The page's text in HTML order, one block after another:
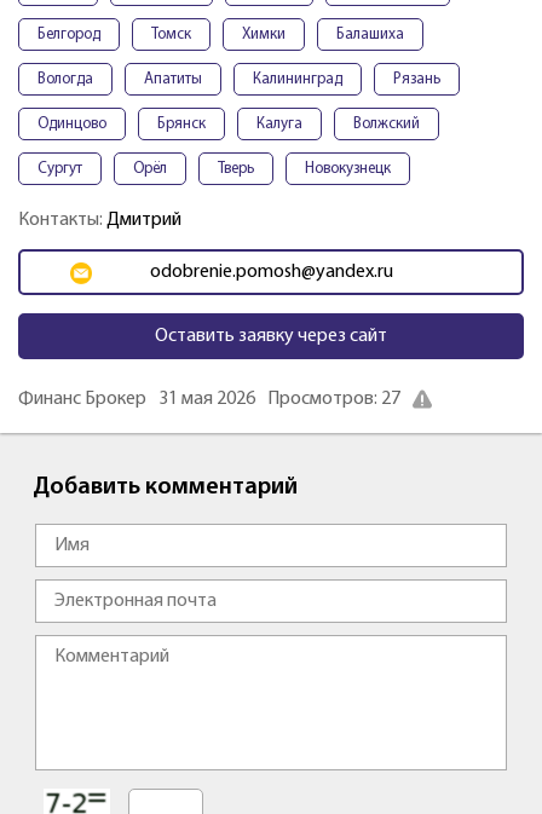
Белгород Томск Химки Балашиха
Вологда Апатиты Калининград Рязань
Одинцово Брянск Калуга Волжский
Сургут Орёл Тверь Новокузнецк
Контакты: Дмитрий
odobrenie.pomosh@yandex.ru
Оставить заявку через сайт
Финанс Брокер 31 мая 2026 Просмотров: 27
Добавить комментарий